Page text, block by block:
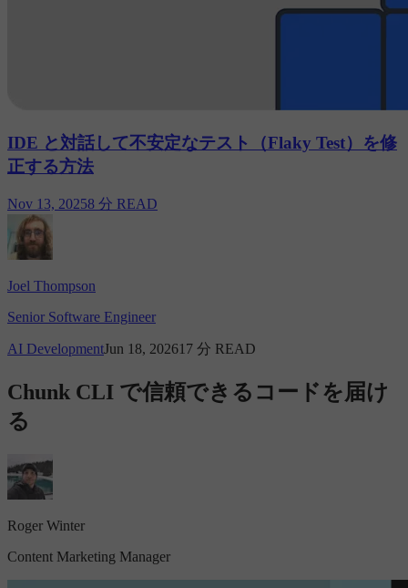
IDE と対話して不安定なテスト（Flaky Test）を修
正する方法
Nov 13, 20258 分 READ
Joel Thompson
Senior Software Engineer
AI DevelopmentJun 18, 202617 分 READ
Chunk CLI で信頼できるコードを届け
る
Roger Winter
Content Marketing Manager